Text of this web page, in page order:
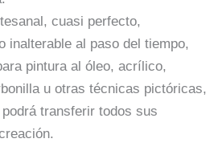
cuasi perfecto,
inalterable al paso del tiempo,
pintura al óleo, acrílico,
u otras técnicas pictóricas,
transferir todos sus